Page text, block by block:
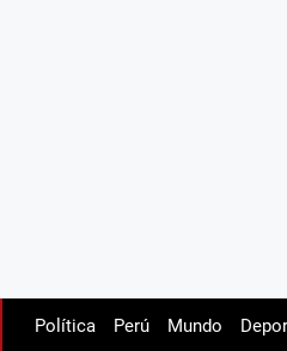
Política Perú Mundo